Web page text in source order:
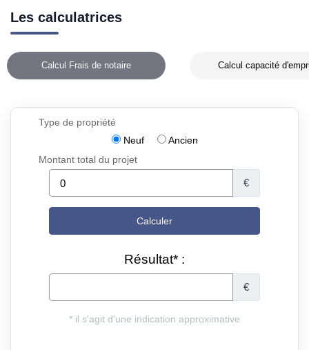
Les calculatrices
Calcul Frais de notaire Calcul capacité